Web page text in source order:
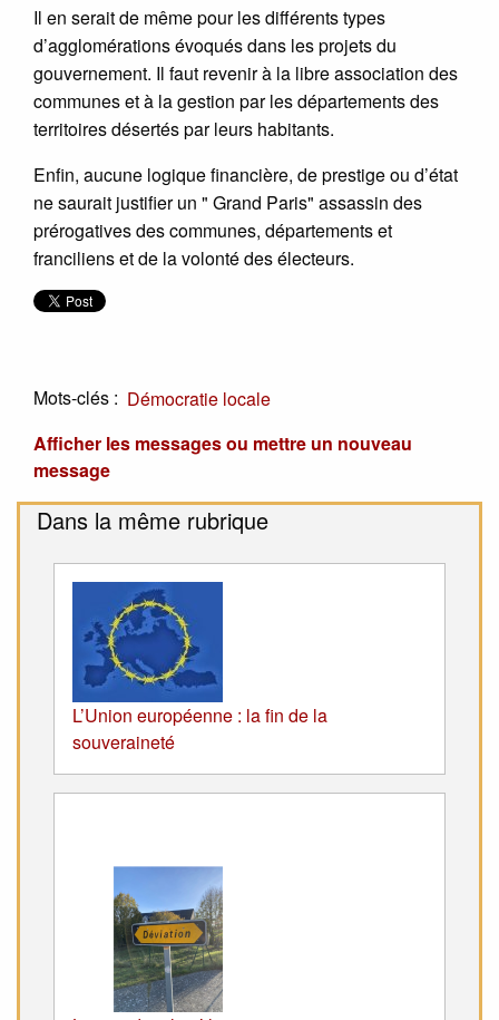
Il en serait de même pour les différents types
d’agglomérations évoqués dans les projets du
gouvernement. Il faut revenir à la libre association des
communes et à la gestion par les départements des
territoires désertés par leurs habitants.
Enfin, aucune logique financière, de prestige ou d’état
ne saurait justifier un " Grand Paris" assassin des
prérogatives des communes, départements et
franciliens et de la volonté des électeurs.
Mots-clés : Démocratie locale
Afficher les messages ou mettre un nouveau
message
Dans la même rubrique
L’Union européenne : la fin de la
souveraineté